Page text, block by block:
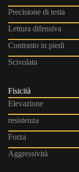
Precisione di testa
Lettura difensiva
Contrasto in piedi
Scivolata
Fisicità
Elevazione
resistenza
Forza
Aggressività